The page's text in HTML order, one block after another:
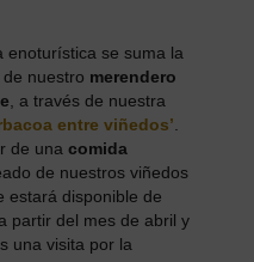
enoturística se suma la
nuestro merendero
, a través de nuestra
entre viñedos’
de una comida
de nuestros viñedos
estará disponible de
partir del mes de abril y
una visita por la